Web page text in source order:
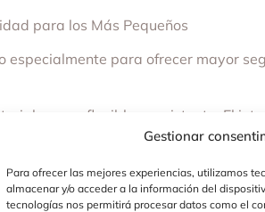
Gestionar
Para ofrecer las mejores experiencias, utilizamos
almacenar y/o acceder a la información del
tecnologías nos permitirá procesar datos como el
para los Más Pequeños
para ofrecer mayor
suave, flexible y resistente. El
una capacidad máxima de peso